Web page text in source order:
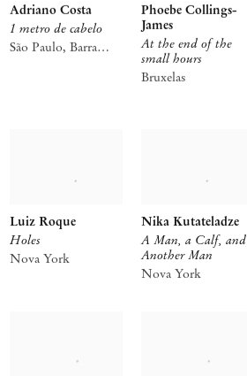
1 metro de cabelo
Adriano Costa
São Paulo, Barra
At the end of the
small hours
Phoebe Collings-
James
Bruxelas
Holes
Luiz Roque
Nova York
A Man, a Calf, and
Another Man
Nika Kutateladze
Nova York